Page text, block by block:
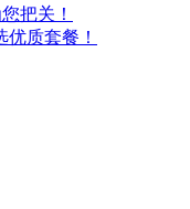
把关！
质套餐！